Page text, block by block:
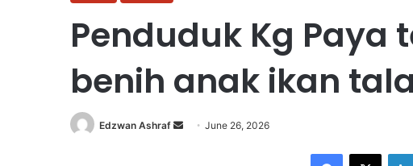
Penduduk Kg Paya
benih anak ikan
Edzwan Ashraf June 26, 2026